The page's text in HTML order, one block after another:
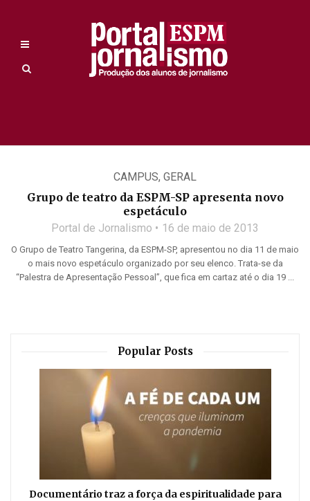
CAMPUS, GERAL
Grupo de teatro da ESPM-SP apresenta novo
espetáculo
Portal de Jornalismo 16 de maio de 2013
O Grupo de Teatro Tangerina, da ESPM-SP, apresentou no dia 11 de maio
o mais novo espetáculo organizado por seu elenco. Trata-se da
“Palestra de Apresentação Pessoal”, que fica em cartaz até o dia 19 ...
Popular Posts
Documentário traz a força da espiritualidade para